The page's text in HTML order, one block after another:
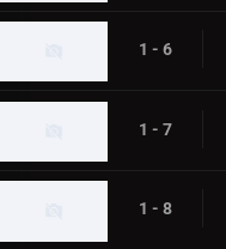
1 - 6
1 - 7
1 - 8